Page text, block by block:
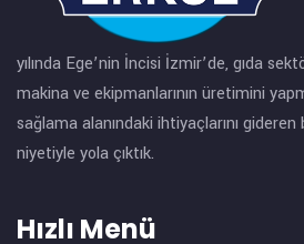
yılında Ege’nin İncisi İzmir’de, gıda
makina ve ekipmanlarının üretimini
sağlama alanındaki ihtiyaçlarını
niyetiyle yola çıktık.
Hızlı Menü